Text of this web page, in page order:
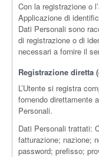
Con la registrazione o
Applicazione di
Dati Personali sono
di registrazione o di
necessari a fornire il
Registrazione diretta
L’Utente si registra
fornendo direttamente
Personali.
Dati Personali trattati:
fatturazione; nazione;
password; prefisso;